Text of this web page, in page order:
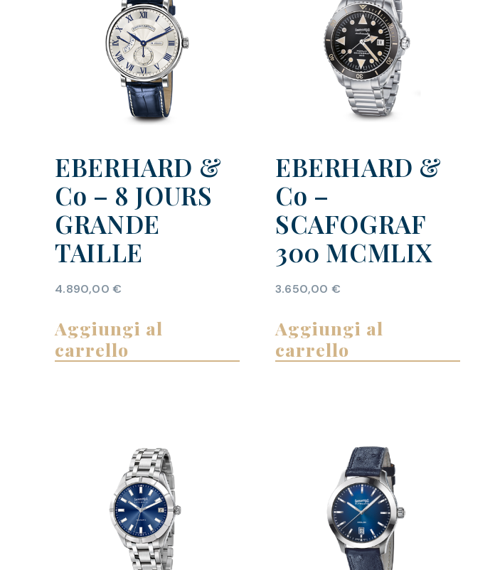
EBERHARD &
Co – 8 JOURS
GRANDE
TAILLE
4.890,00 €
Aggiungi al
carrello
EBERHARD &
Co –
SCAFOGRAF
300 MCMLIX
3.650,00 €
Aggiungi al
carrello